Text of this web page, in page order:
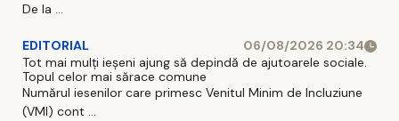
De la ...
EDITORIAL
06/08/2026 20:34
Tot mai mulți ieșeni ajung să depindă de ajutoarele sociale.
Topul celor mai sărace comune
Numărul iesenilor care primesc Venitul Minim de Incluziune
(VMI) cont ...